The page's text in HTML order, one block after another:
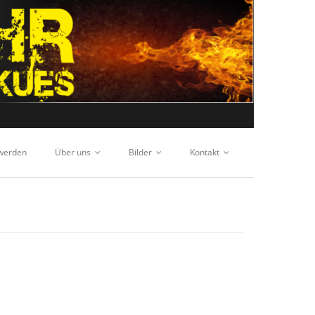
Über uns Bilder Kontakt